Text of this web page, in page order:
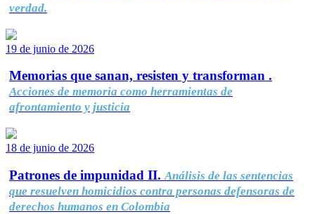
verdad.
19 de junio de 2026
Memorias que sanan, resisten y transforman .
Acciones de memoria como herramientas de
afrontamiento y justicia
18 de junio de 2026
Patrones de impunidad II. Análisis de las sentencias
que resuelven homicidios contra personas defensoras de
derechos humanos en Colombia